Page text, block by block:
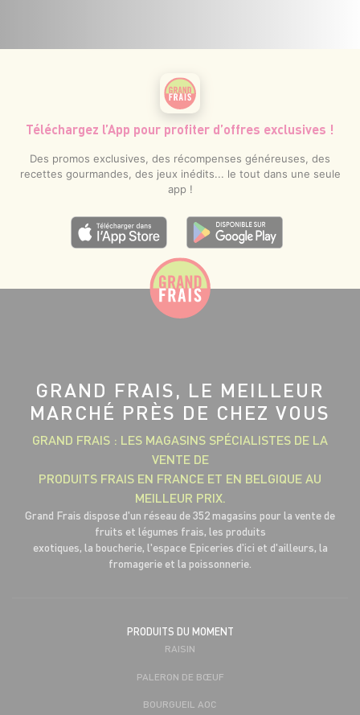
Téléchargez l’App pour profiter d’offres exclusives !
Des promos exclusives, des récompenses généreuses, des
recettes gourmandes, des jeux inédits... le tout dans une seule
app !
GRAND FRAIS, LE MEILLEUR
MARCHÉ PRÈS DE CHEZ VOUS
GRAND FRAIS : LES MAGASINS SPÉCIALISTES DE LA
VENTE DE
PRODUITS FRAIS EN FRANCE ET EN BELGIQUE AU
MEILLEUR PRIX.
Grand Frais dispose d'un réseau de 352 magasins pour la vente de
fruits et légumes frais, les produits
exotiques, la boucherie, l'espace Epiceries d'ici et d'ailleurs, la
fromagerie et la poissonnerie.
PRODUITS DU MOMENT
RAISIN
PALERON DE BŒUF
BOURGUEIL AOC